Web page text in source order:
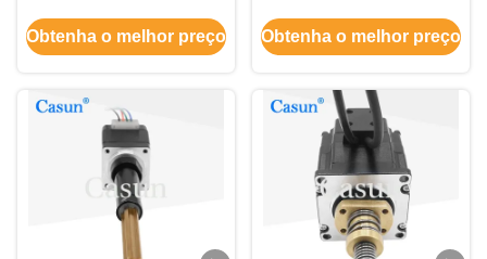
com fase prisioneira do
motor deslizante 4 de
Obtenha o melhor preço
Micro Actuator Lead
Screw Tr8 da linha do
Obtenha o melhor preço